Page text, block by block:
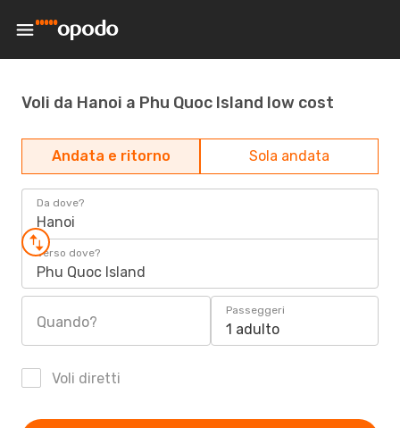
Voli da Hanoi a Phu Quoc Island low cost
Andata e ritorno Sola andata
Da dove?
Hanoi
Verso dove?
Phu Quoc Island
Quando?
Passeggeri
1 adulto
Voli diretti